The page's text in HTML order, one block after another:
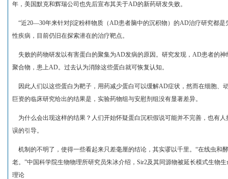
年，美国默克和辉瑞公司也先后宣布其关于AD的新药研发失败。
“近20—30年来针对β淀粉样物质（AD患者脑中的沉积物）的AD治疗研究都
性疾病，目前仍旧在探索潜在的治疗靶点。
失败的药物研发以有害蛋白的聚集为AD发病的原因。研究发现，AD患者的
聚合物，患上AD。过去认为消除这些蛋白就可恢复认知。
因此人们以这些蛋白为靶子，用药减少蛋白可以缓解AD症状，然而在细胞、
巨资的临床研究给出的结果是，实验药物组与安慰剂组没有显著差异。
为什么会出现这样的结果？人们开始怀疑蛋白沉积假说可能并不完善，也有
误的引导。
机制的不明了，使得一些看起来只差毫厘的结论，其实谬以千里。“在线虫和
老。”中国科学院生物物理所研究员朱冰介绍，Sir2及其同源物被延长模式生物
理论